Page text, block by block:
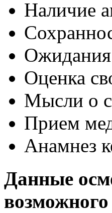
Наличие
Ожидания
Оценка
Мысли о
Прием
Анамнез
Данные